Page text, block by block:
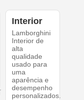
Interior
Lamborghini
Interior de
alta
qualidade
usado para
uma
aparência e
desempenho
personalizados.